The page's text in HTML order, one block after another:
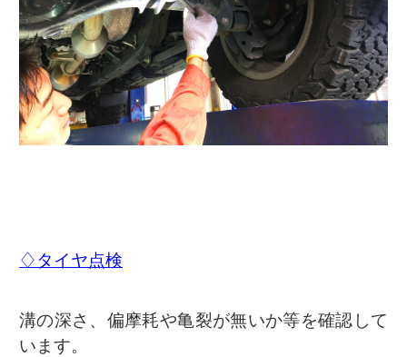
♢タイヤ点検
溝の深さ、偏摩耗や亀裂が無いか等を確認して
います。